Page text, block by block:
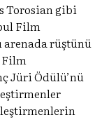
Torosian gibi
Film
arenada rüştünü
Film
Jüri Ödülü’nü